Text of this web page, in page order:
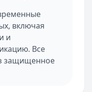
включая
и
Все
защищенное